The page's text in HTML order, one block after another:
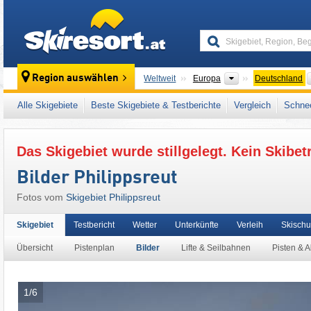
Region auswählen Weltweit Europa Kontinente
Deutschland
Dieses Skigebiet liegt auch in: Freyung-
Mitteleuropa Europäische
Alle Skigebiete Beste Skigebiete & Testberichte Vergleich
Das Skigebiet wurde stillgelegt. Kein
Bilder Philippsreut
Fotos vom Skigebiet Philippsreut
Skigebiet
Übersicht Pistenplan Bilder Lifte & Seilbahnen Pisten &
Testbericht Wetter Unterkünfte Verleih
1/6